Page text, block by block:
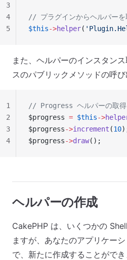
// プラグインからヘルパーを
$this->helper(
3
4
5
また、ヘルパーのインスタン
スのパブリックメソッドの呼
// Progress ヘルパーの取得
$progress = $this->
$progress->increment (10
$progress->draw();
1
2
3
4
ヘルパーの作成
CakePHP は、いくつかの
ますが、あなたのアプリケー
で、新たに作成することがで